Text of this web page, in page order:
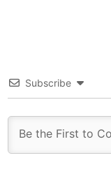
Subscribe